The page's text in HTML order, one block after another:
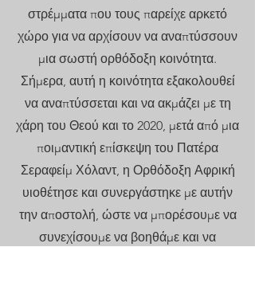
στρέμματα που τους παρείχε αρκετό
χώρο για να αρχίσουν να αναπτύσσουν
μια σωστή ορθόδοξη κοινότητα.
Σήμερα, αυτή η κοινότητα εξακολουθεί
να αναπτύσσεται και να ακμάζει με τη
χάρη του Θεού και το 2020, μετά από μια
ποιμαντική επίσκεψη του Πατέρα
Σεραφείμ Χόλαντ, η Ορθόδοξη Αφρική
υιοθέτησε και συνεργάστηκε με αυτήν
την αποστολή, ώστε να μπορέσουμε να
συνεχίσουμε να βοηθάμε και να